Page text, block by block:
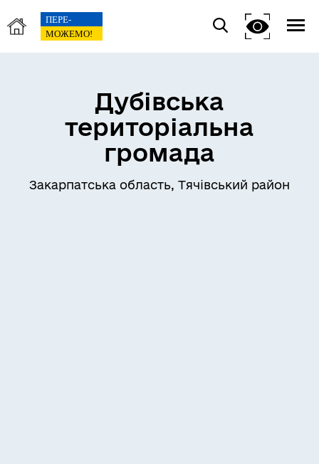
Дубівська
територіальна
громада
Закарпатська область, Тячівський район